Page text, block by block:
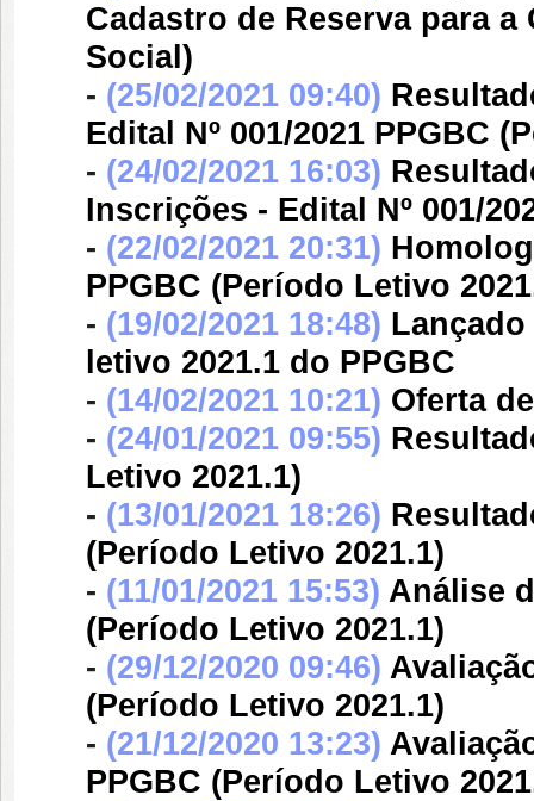
Cadastro de Reserva para
Social)
- (25/02/2021 09:40)
Edital Nº 001/2021 PPGBC
- (24/02/2021 16:03)
Inscrições - Edital Nº 001/
- (22/02/2021 20:31)
PPGBC (Período Letivo
- (19/02/2021 18:48)
letivo 2021.1 do PPGBC
- (14/02/2021 10:21) Oferta
- (24/01/2021 09:55)
Letivo 2021.1)
- (13/01/2021 18:26)
(Período Letivo 2021.1)
- (11/01/2021 15:53) Análise
(Período Letivo 2021.1)
- (29/12/2020 09:46)
(Período Letivo 2021.1)
- (21/12/2020 13:23)
PPGBC (Período Letivo